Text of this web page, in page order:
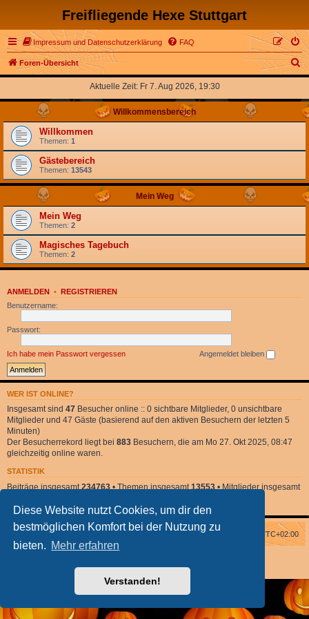
Diese Website nutzt Cookies, um dir den
bestmöglichen Komfort bei der Nutzung zu
bieten. Mehr erfahren
Verstanden!
Freifliegende Hexe Stuttgart
Impressum und Datenschutzerklärung FAQ
Foren-Übersicht
S
u
h
Aktuelle Zeit: Fr 7. Aug 2026, 19:30
Willkommensbereich
Willkommen
Themen: 1
Gästebereich
Themen: 13543
Mein Weg
Mein Weg
Themen: 2
Magisches Tagebuch
Themen: 2
ANMELDEN • REGISTRIEREN
Benutzername:
Passwort:
Ich habe mein Passwort vergessen Angemeldet bleiben
WER IST ONLINE?
Insgesamt sind 47 Besucher online :: 0 sichtbare Mitglieder, 0 unsichtbare
Mitglieder und 47 Gäste (basierend auf den aktiven Besuchern der letzten 5
Minuten)
Der Besucherrekord liegt bei 883 Besuchern, die am Mo 27. Okt 2025, 08:47
gleichzeitig online waren.
STATISTIK
Beiträge insgesamt 234763 • Themen insgesamt 13553 • Mitglieder insgesamt
Foren-Übersicht UTC+02:00
Powered byphpBB
Deutsche Übersetzung durchphpBB.de